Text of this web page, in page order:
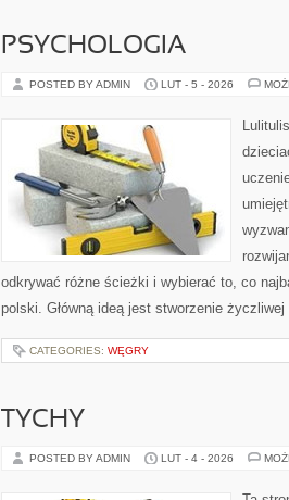
PSYCHOLOGIA
POSTED BY ADMIN LUT - 5 - 2026
odkrywać różne ścieżki i wybierać to, co
polski. Główną ideą jest stworzenie
CATEGORIES: WĘGRY
TYCHY
POSTED BY ADMIN LUT - 4 - 2026